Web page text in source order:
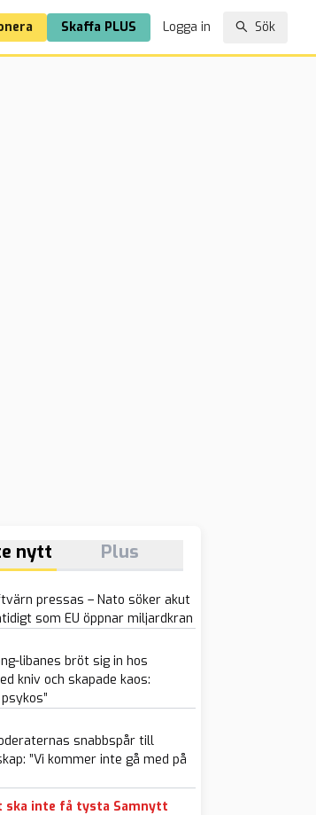
Skaffa PLUS Logga in Sök
nytt Plus
pressas – Nato söker akut
som EU öppnar miljardkran
libanes bröt sig in hos
kniv och skapade kaos:
snabbspår till
”Vi kommer inte gå med på
ska inte få tysta Samnytt